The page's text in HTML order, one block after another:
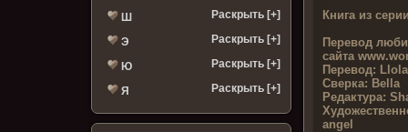
Ш Раскрыть [+]
Э Раскрыть [+]
Ю Раскрыть [+]
Я Раскрыть [+]
Книга из
Перевод
сайта
Перевод: Llola
Сверка: Bella
Редактура:
angel